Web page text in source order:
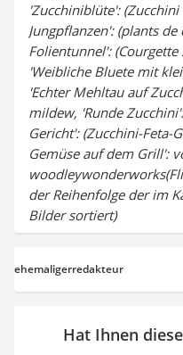
'Zucchiniblüte':
Jungpflanzen': (plants
Folientunnel':
'Weibliche Bluete mit
'Echter Mehltau auf
mildew, 'Runde
Gericht': (Zucchini-Feta-
Gemüse auf dem Grill':
der Reihenfolge der im
Bilder sortiert)
ehemaligerredakteur
Hat Ihnen